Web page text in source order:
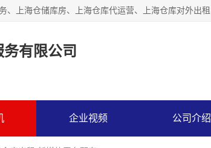
有限公司
企业视频 公司介绍